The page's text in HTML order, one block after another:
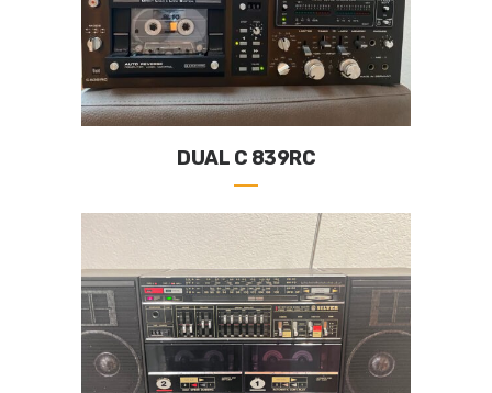
DUAL C 839RC